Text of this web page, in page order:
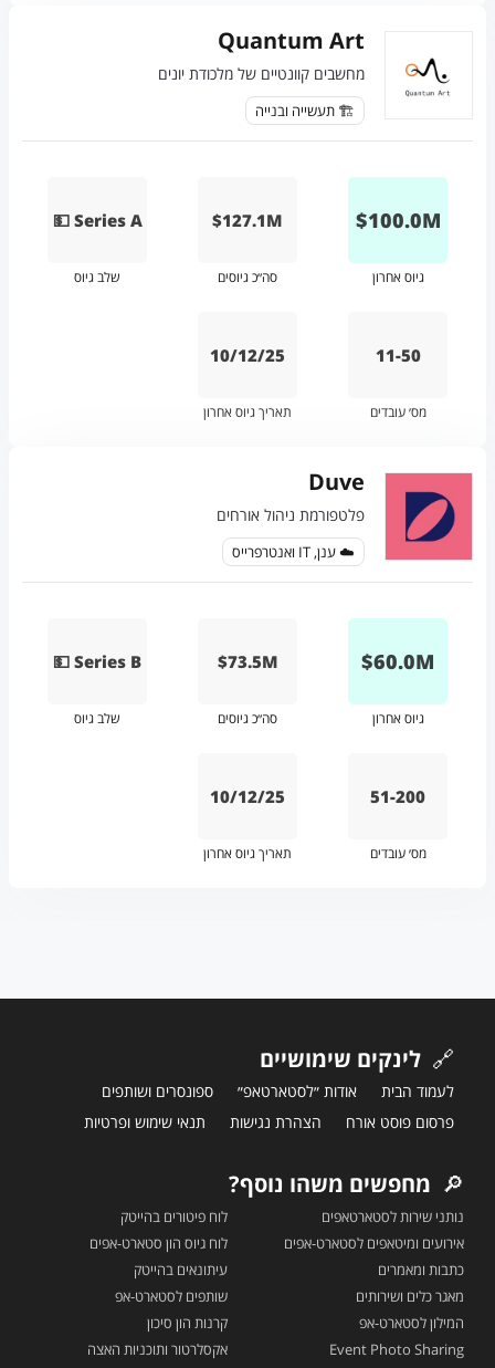
Quantum Art
מחשבים קוונטיים של מלכודת יונים
🏗️ תעשייה ובנייה
M
100.0
$
גיוס אחרון
$127.1M
סה״כ גיוסים
💵 Series A
שלב גיוס
11-50
מס׳ עובדים
10/12/25
תאריך גיוס אחרון
Duve
פלטפורמת ניהול אורחים
☁️ ענן, IT ואנטרפרייס
M
60.0
$
גיוס אחרון
$73.5M
סה״כ גיוסים
💵 Series B
שלב גיוס
51-200
מס׳ עובדים
10/12/25
תאריך גיוס אחרון
🔗 לינקים שימושיים
לעמוד הבית אודות ״לסטארטאפ״
ספונסרים ושותפים
פרסום פוסט אורח
הצהרת נגישות תנאי שימוש ופרטיות
🔎 מחפשים משהו נוסף?
נותני שירות לסטארטאפים
אירועים ומיטאפים לסטארט-אפים
כתבות ומאמרים
מאגר כלים ושירותים
המילון לסטארט-אפ
Event Photo Sharing
לוח פיטורים בהייטק
לוח גיוס הון סטארט-אפים
עיתונאים בהייטק
שותפים לסטארט-אפ
קרנות הון סיכון
אקסלרטור ותוכניות האצה